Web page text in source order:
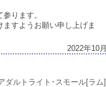
ります。
すようお願い申し上げま
2022年10月
ダルトライト･スモール[ラム]